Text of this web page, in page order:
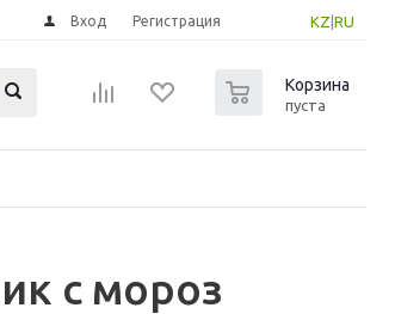
KZ RU
Вход Регистрация
Корзина
пуста
с мороз